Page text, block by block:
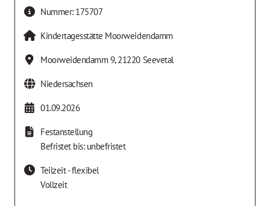
Nummer: 175707
Kindertagesstätte Moorweidendamm
Moorweidendamm 9,21220 Seevetal
Niedersachsen
01.09.2026
Festanstellung
Befristet bis: unbefristet
Teilzeit - flexibel
Vollzeit